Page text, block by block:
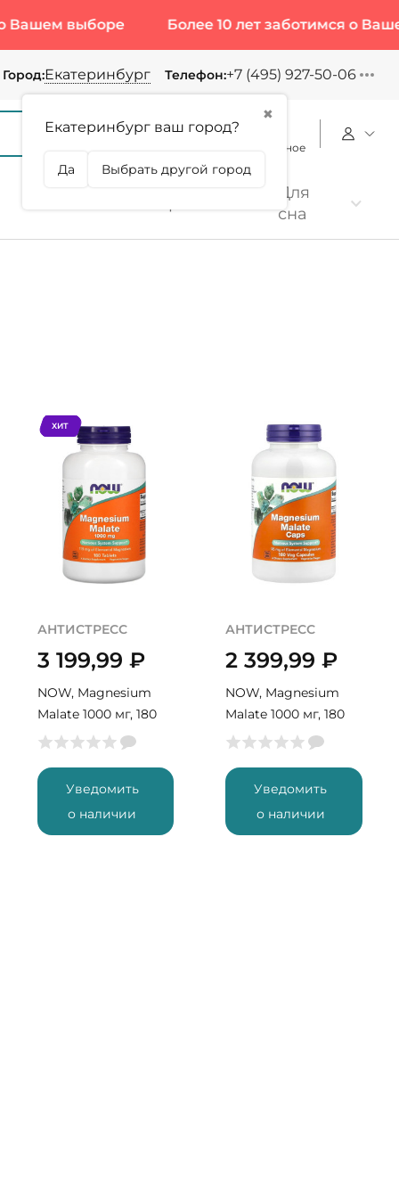
выборе Более 10 лет заботимся о Вашем
Город:Екатеринбург
✖
Екатеринбург ваш город?
Да Выбрать другой город
Телефон:+7 (495) 927-50-06
Избранное
Для
сна
ХИТ
АНТИСТРЕСС
3 199,99 ₽
NOW, Magnesium
Malate 1000 мг, 180
табл (180 порций)
Уведомить
о наличии
АНТИСТРЕСС
2 399,99₽
NOW, Magnesium
Malate 1000 мг, 180
капс (180 порций)
Уведомить
о наличии